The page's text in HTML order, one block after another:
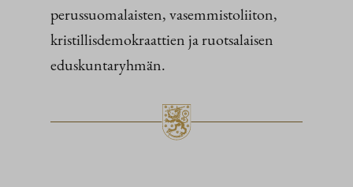
perussuomalaisten, vasemmistoliiton,
kristillisdemokraattien ja ruotsalaisen
eduskuntaryhmän.